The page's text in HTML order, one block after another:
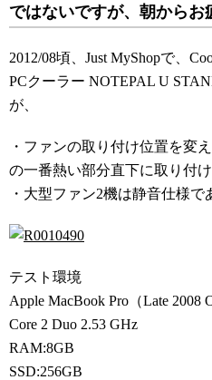
ではないですが、朝からお
2012/08頃、Just MyShopで、
PCクーラー NOTEPAL U
が、
・ファンの取り付け位置を変
の一番熱い部分直下に取り付け
・大型ファン2機は静音仕様で
テスト環境
Apple MacBook Pro（Late 2008
Core 2 Duo 2.53 GHz
RAM:8GB
SSD:256GB